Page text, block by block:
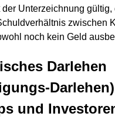
der Unterzeichnung
zwischen
noch kein Geld
Darlehen
und